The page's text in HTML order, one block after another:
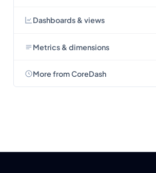
Dashboards & views
Metrics & dimensions
More from CoreDash